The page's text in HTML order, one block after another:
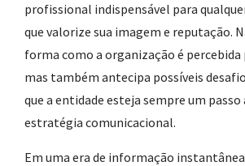
profissional indispensável para
que valorize sua imagem e reputação.
forma como a organização é
mas também antecipa possíveis
que a entidade esteja sempre um
estratégia comunicacional.
Em uma era de informação